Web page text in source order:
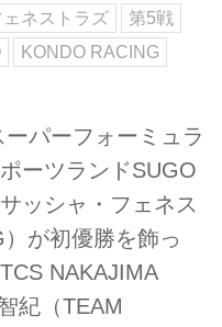
ェネストラズ
第5戦
KONDO RACING
パーフォーミュラ
ーツランドSUGO
ッシャ・フェネス
が初優勝を飾っ
NAKAJIMA
紀（TEAM